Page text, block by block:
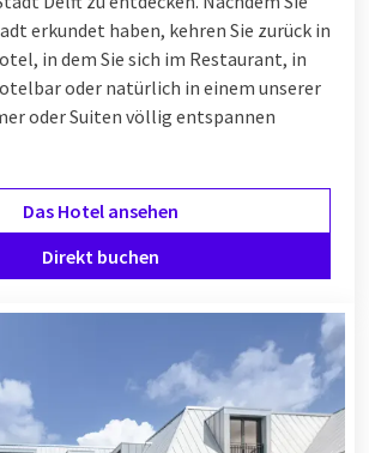
erkundet haben, kehren Sie zurück in
in dem Sie sich im Restaurant, in
oder natürlich in einem unserer
oder Suiten völlig entspannen
Das Hotel ansehen
Direkt buchen